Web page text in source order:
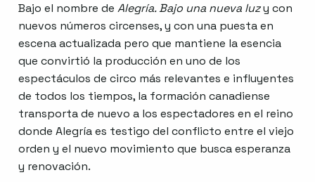
Bajo el nombre de Alegría. Bajo una nueva luzy con
nuevos números circenses, y con una puesta en
escena actualizada pero que mantiene la esencia
que convirtió la producción en uno de los
espectáculos de circo más relevantes e influyentes
de todos los tiempos, la formación canadiense
transporta de nuevo a los espectadores en el reino
donde Alegría es testigo del conflicto entre el viejo
orden y el nuevo movimiento que busca esperanza
y renovación.